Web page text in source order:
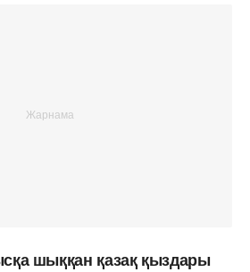
шыққан қазақ қыздары